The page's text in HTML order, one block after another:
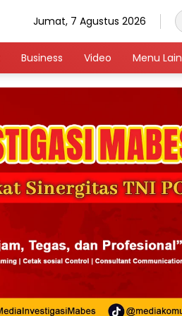
Jumat, 7 Agustus 2026
Business Video Menu Lain